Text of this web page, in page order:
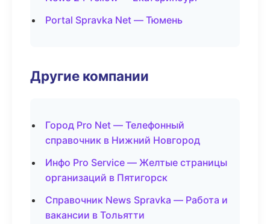
Portal Spravka Net — Тюмень
Другие компании
Город Pro Net — Телефонный
справочник в Нижний Новгород
Инфо Pro Service — Желтые страницы
организаций в Пятигорск
Справочник News Spravka — Работа и
вакансии в Тольятти